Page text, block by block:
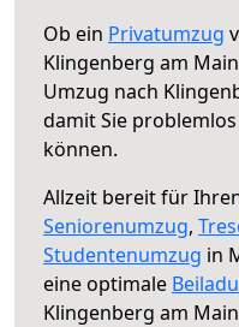
Ob ein Privatumzug
Klingenberg am
Umzug nach
damit Sie
können.
Allzeit bereit für
Seniorenumzug,
Studentenumzug in
eine optimale
Klingenberg am